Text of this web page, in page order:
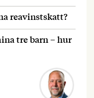
reavinstskatt?
tre barn – hur